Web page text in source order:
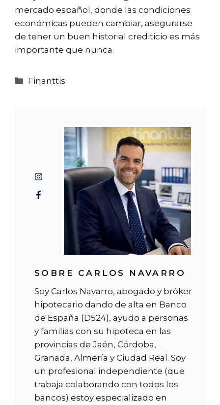
mercado español, donde las condiciones
económicas pueden cambiar, asegurarse
de tener un buen historial crediticio es más
importante que nunca.
Categorías
Finanttis
SOBRE CARLOS NAVARRO
Soy Carlos Navarro, abogado y bróker
hipotecario dando de alta en Banco
de España (D524), ayudo a personas
y familias con su hipoteca en las
provincias de Jaén, Córdoba,
Granada, Almería y Ciudad Real. Soy
un profesional independiente (que
trabaja colaborando con todos los
bancos) estoy especializado en